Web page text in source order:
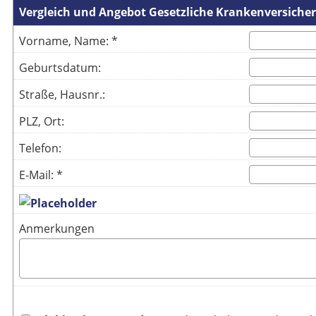
Vergleich und Angebot Gesetzliche
Vorname, Name: *
Geburtsdatum:
Straße, Hausnr.:
PLZ, Ort:
Telefon:
E-Mail: *
Anmerkungen